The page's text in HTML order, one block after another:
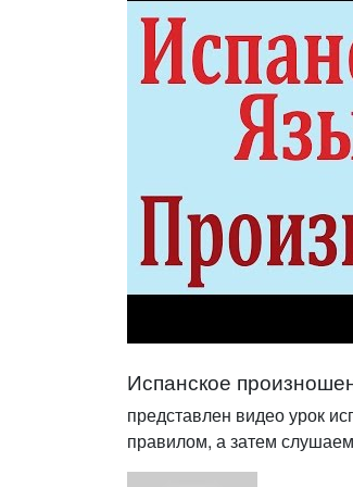
Испанское
представлен видео урок
правилом, а затем